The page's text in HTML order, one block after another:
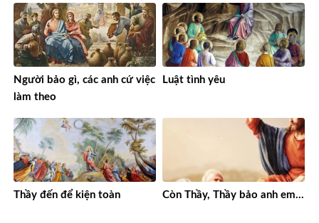
Người bảo gì, các anh cứ việc
làm theo
Luật tình yêu
Thầy đến để kiện toàn Còn Thầy, Thầy bảo anh em…